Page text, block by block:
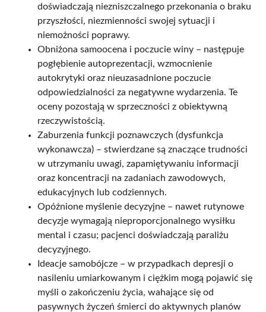
doświadczają niezniszczalnego przekonania o braku
przyszłości, niezmienności swojej sytuacji i
niemożności poprawy.​
Obniżona samoocena i poczucie winy – następuje
pogłębienie autoprezentacji, wzmocnienie
autokrytyki oraz nieuzasadnione poczucie
odpowiedzialności za negatywne wydarzenia. Te
oceny pozostają w sprzeczności z obiektywną
rzeczywistością.​
Zaburzenia funkcji poznawczych (dysfunkcja
wykonawcza) – stwierdzane są znaczące trudności
w utrzymaniu uwagi, zapamiętywaniu informacji
oraz koncentracji na zadaniach zawodowych,
edukacyjnych lub codziennych.​
Opóźnione myślenie decyzyjne – nawet rutynowe
decyzje wymagają nieproporcjonalnego wysiłku
mental i czasu; pacjenci doświadczają paraliżu
decyzyjnego.​
Ideacje samobójcze – w przypadkach depresji o
nasileniu umiarkowanym i ciężkim mogą pojawić się
myśli o zakończeniu życia, wahające się od
pasywnych życzeń śmierci do aktywnych planów